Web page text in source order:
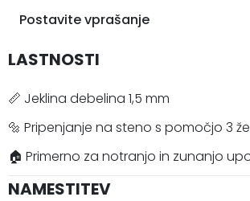
Postavite vprašanje
LASTNOSTI
📏 Jeklina debelina 1,5 mm
🔩 Pripenjanje na steno s pomočjo 3
🏠 Primerno za notranjo in zunanjo
NAMESTITEV